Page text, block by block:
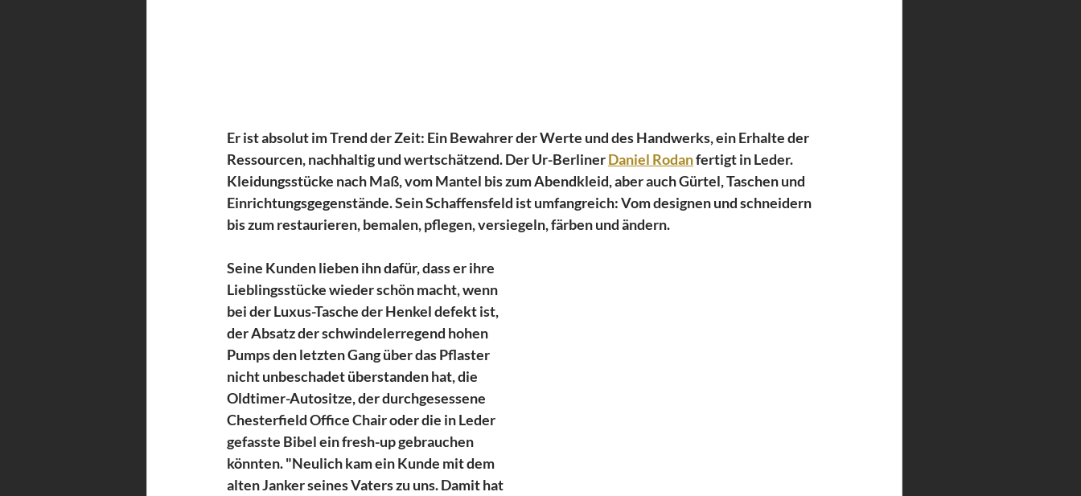
Er ist absolut im Trend der Zeit: Ein Bewahrer der Werte und des Handwerks, ein Erhalte der
Ressourcen, nachhaltig und wertschätzend. Der Ur-Berliner Daniel Rodan fertigt in Leder.
Kleidungsstücke nach Maß, vom Mantel bis zum Abendkleid, aber auch Gürtel, Taschen und
Einrichtungsgegenstände. Sein Schaffensfeld ist umfangreich: Vom designen und schneidern
bis zum restaurieren, bemalen, pflegen, versiegeln, färben und ändern.
Seine Kunden lieben ihn dafür, dass er ihre
Lieblingsstücke wieder schön macht, wenn
bei der Luxus-Tasche der Henkel defekt ist,
der Absatz der schwindelerregend hohen
Pumps den letzten Gang über das Pflaster
nicht unbeschadet überstanden hat, die
Oldtimer-Autositze, der durchgesessene
Chesterfield Office Chair oder die in Leder
gefasste Bibel ein fresh-up gebrauchen
könnten. "Neulich kam ein Kunde mit dem
alten Janker seines Vaters zu uns. Damit hat